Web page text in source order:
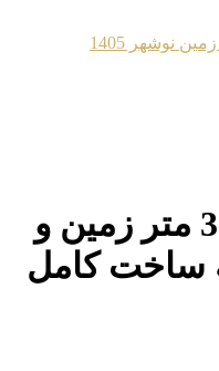
نوشهر 1405
ویلا مدرن زیبا با 300 متر زمین و